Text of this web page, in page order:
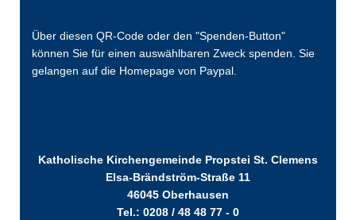
Über diesen QR-Code oder den "Spenden-Button"
können Sie für einen auswählbaren Zweck spenden. Sie
gelangen auf die Homepage von Paypal.
Katholische Kirchengemeinde Propstei St. Clemens
Elsa-Brändström-Straße 11
46045 Oberhausen
Tel.: 0208 / 48 48 77 - 0